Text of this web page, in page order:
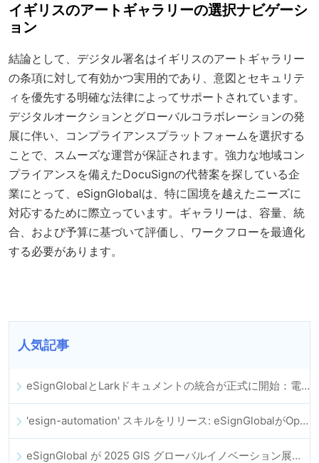
イギリスのアートギャラリーの選択ナビゲーシ
ョン
結論として、デジタル署名はイギリスのアートギャラリー
の条項に対して有効かつ実用的であり、意図とセキュリテ
ィを優先する明確な法律によってサポートされています。
デジタルオークションとグローバルコラボレーションの発
展に伴い、コンプライアンスプラットフォームを選択する
ことで、スムーズな運営が保証されます。強力な地域コン
プライアンスを備えたDocuSignの代替案を探している企
業にとって、eSignGlobalは、特に国境を越えたニーズに
対応するために際立っています。ギャラリーは、容量、統
合、および予算に基づいて評価し、ワークフローを最適化
する必要があります。
人気記事
eSignGlobalとLarkドキュメントの統合が正式に開始：電子契約の署名とアーカイブの全プロセスを自動化
'esign-automation' スキルをリリース: eSignGlobalがOpenClawの電子署名自動化を支援
eSignGlobal が 2025 GIS グローバルイノベーション展に登場